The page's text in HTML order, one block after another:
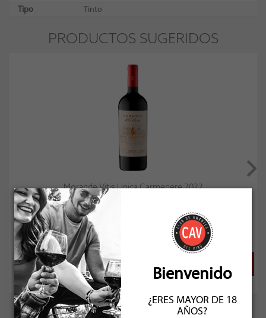
Tipo
Tinto
PRODUCTOS SUGERIDOS
Morande Vitis Unica Carmenere 2022
Bienvenido
¿ERES MAYOR DE 18
AÑOS?